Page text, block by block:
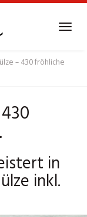
– 430 fröhliche
in
inkl.